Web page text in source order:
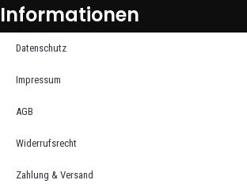
Informationen
Datenschutz
Impressum
AGB
Widerrufsrecht
Zahlung & Versand